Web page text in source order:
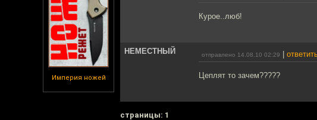
Империя ножей
Курое..люб!
НЕМЕСТНЫЙ отправлено 14.08.10 02:29
Цеплят то зачем?????
cтраницы: 1